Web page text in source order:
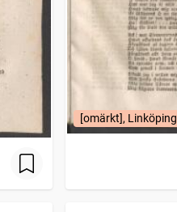
[omärkt], Linköping